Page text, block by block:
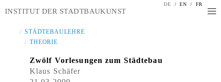
DE / EN / FR
INSTITUT DER STADTBAUKUNST
STÄDTEBAULEHRE
THEORIE
Zwölf Vorlesungen zum Städtebau
Klaus Schäfer